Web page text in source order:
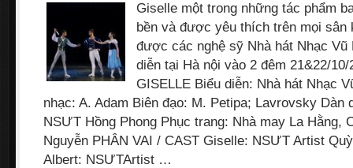
Giselle một trong những tác phẩm
bền và được yêu thích trên mọi sân
được các nghệ sỹ Nhà hát Nhạc Vũ
diễn tại Hà nội vào 2 đêm 21&22/
GISELLE Biểu diễn: Nhà hát Nhạc
nhạc: A. Adam Biên đạo: M. Petipa; Lavrovsky Dàn
NSƯT Hồng Phong Phục trang: Nhà may La Hằng,
Nguyễn PHÂN VAI / CAST Giselle: NSƯT Artist
Albert: NSƯTArtist …